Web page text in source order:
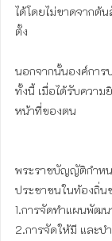
ได้โดยไม่ขาดจากต้
ตั้ง
นอกจากนั้นองค์การ
ทั้งนี้ เมื่อได้รับความ
หน้าที่ของตน
พระราชบัญญัติกำหน
ประชาชนในท้องถิ่น
1.การจัดทำแผนพัฒ
2.การจัดให้มี และบ